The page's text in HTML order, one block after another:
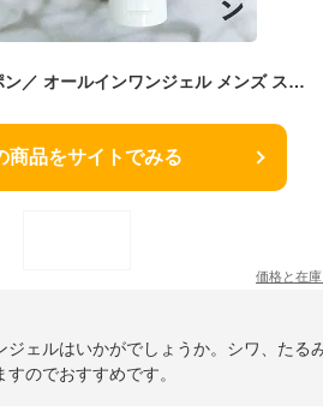
＼マラソン限定クーポン／ オールインワンジェル メンズ スキンケア オールインワン 男性 50代 40代 30代 男 さっぱり ニキビ アフターシェーブローション オイリー肌 シワ たるみ 敏感肌 肌荒れ 髭剃り ジェル フルボ酸 アフターシェーブ 化粧水 乳液 クリーム 保湿
商品をサイトでみる
価格と在庫
ェルはいかがでしょうか。シワ、たる
のでおすすめです。